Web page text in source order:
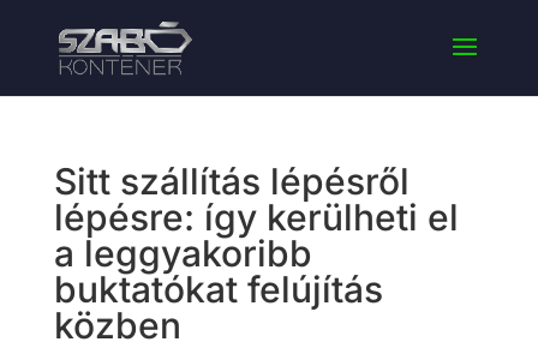
Sitt szállítás lépésről
lépésre: így kerülheti el
a leggyakoribb
buktatókat felújítás
közben